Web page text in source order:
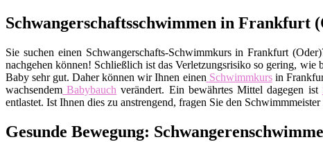
Schwangerschaftsschwimmen in Frankfurt
Sie suchen einen Schwangerschafts-Schwimmkurs in Frankfurt
nachgehen können! Schließlich ist das Verletzungsrisiko so gering, wie
Baby sehr gut. Daher können wir Ihnen einen Schwimmkursin
wachsendem Babybauch verändert. Ein bewährtes Mittel dagegen ist
entlastet. Ist Ihnen dies zu anstrengend, fragen Sie den
Gesunde Bewegung: